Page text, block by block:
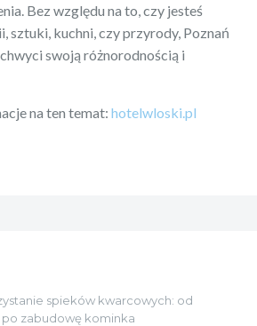
Bez względu na to, czy jesteś
sztuki, kuchni, czy przyrody, Poznań
swoją różnorodnością i
na ten temat: hotelwloski.pl
spieków kwarcowych: od
zabudowę kominka